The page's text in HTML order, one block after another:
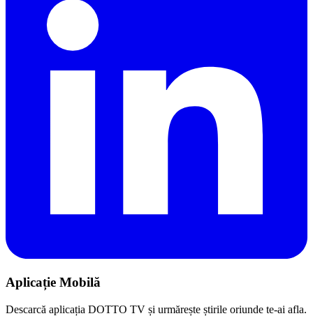
Aplicație Mobilă
Descarcă aplicația DOTTO TV și urmărește știrile oriunde te-ai afla.